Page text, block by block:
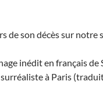
de son décès sur notre
inédit en français de
à Paris